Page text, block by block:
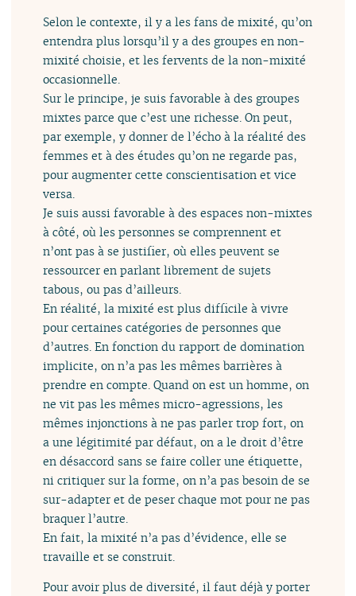
Selon le contexte, il y a les fans de mixité, qu’on
entendra plus lorsqu’il y a des groupes en non-
mixité choisie, et les fervents de la non-mixité
occasionnelle.
Sur le principe, je suis favorable à des groupes
mixtes parce que c’est une richesse. On peut,
par exemple, y donner de l’écho à la réalité des
femmes et à des études qu’on ne regarde pas,
pour augmenter cette conscientisation et vice
versa.
Je suis aussi favorable à des espaces non-mixtes
à côté, où les personnes se comprennent et
n’ont pas à se justifier, où elles peuvent se
ressourcer en parlant librement de sujets
tabous, ou pas d’ailleurs.
En réalité, la mixité est plus difficile à vivre
pour certaines catégories de personnes que
d’autres. En fonction du rapport de domination
implicite, on n’a pas les mêmes barrières à
prendre en compte. Quand on est un homme, on
ne vit pas les mêmes micro-agressions, les
mêmes injonctions à ne pas parler trop fort, on
a une légitimité par défaut, on a le droit d’être
en désaccord sans se faire coller une étiquette,
ni critiquer sur la forme, on n’a pas besoin de se
sur-adapter et de peser chaque mot pour ne pas
braquer l’autre.
En fait, la mixité n’a pas d’évidence, elle se
travaille et se construit.
Pour avoir plus de diversité, il faut déjà y porter